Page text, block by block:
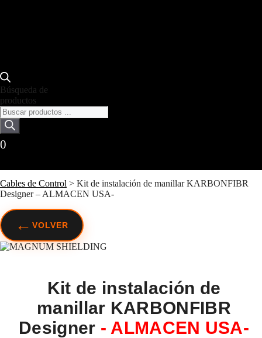
Cables de Control > Kit de instalación de manillar KARBONFIBR
Designer – ALMACEN USA-
Búsqueda de
productos
0
← VOLVER
Kit de instalación de
manillar KARBONFIBR
Designer - ALMACEN USA-